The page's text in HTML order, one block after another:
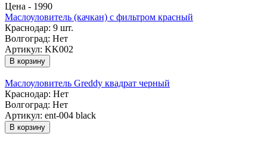
Цена - 1990
Маслоуловитель (качкан) с фильтром красный
Краснодар: 9 шт.
Волгоград: Нет
Артикул: KK002
В корзину
Маслоуловитель Greddy квадрат черный
Краснодар: Нет
Волгоград: Нет
Артикул: ent-004 black
В корзину